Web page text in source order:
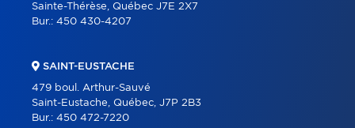
Sainte-Thérèse, Québec J7E 2X7
Bur.: 450 430-4207
SAINT-EUSTACHE
479 boul. Arthur-Sauvé
Saint-Eustache, Québec, J7P 2B3
Bur.: 450 472-7220